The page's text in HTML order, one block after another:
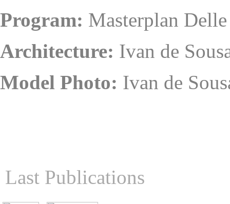
Program: Masterplan
Architecture: Ivan de
Model Photo: Ivan de
Last Publications